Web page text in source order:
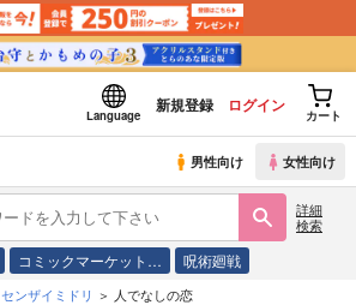
Language
新規登録 ログイン
カート
男性向け 女性向け
詳細
検索
コミックマーケット… 呪術廻戦
センザイミドリ 人でなしの恋